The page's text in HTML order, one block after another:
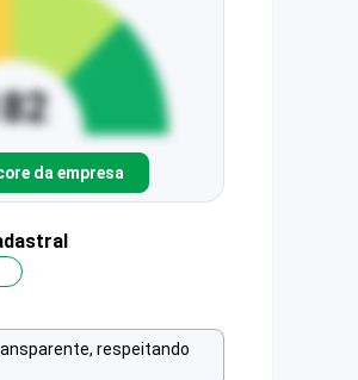
da empresa
respeitando